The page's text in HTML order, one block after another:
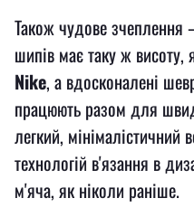
Також чудове зчеплення
шипів має таку ж висоту,
Nike, а вдосконалені
працюють разом для
легкий, мінімалістичний
технологій в'язання в
м'яча, як ніколи раніше.